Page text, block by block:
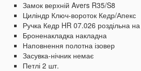
Замок верхній Avers R35/S8
Циліндр Ключ-вороток Кедр/Апекс
Ручка Кедр HR 07.026 роздільна на
Броненакладка накладна
Наповнення полотна ізовер
Засувка-нічник немає
Петлі 2 шт.